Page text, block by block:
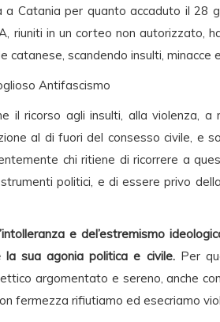
a Catania per quanto accaduto il 28
riuniti in un corteo non autorizzato,
catanese, scandendo insulti, minacce
Antifascismo
il ricorso agli insulti, alla violenza,
al di fuori del consesso civile, e
chi ritiene di ricorrere a
politici, e di essere privo
e del’estremismo
sua agonia politica e civile.Per
argomentato e sereno, anche
fermezza rifiutiamo ed esecriamo